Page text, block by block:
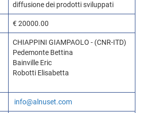
diffusione dei prodotti sviluppati
€ 20000.00
CHIAPPINI GIAMPAOLO - (CNR-ITD)
Pedemonte Bettina
Bainville Eric
Robotti Elisabetta
info@alnuset.com